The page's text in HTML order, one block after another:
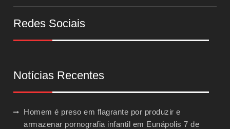
Redes Sociais
Notícias Recentes
Homem é preso em flagrante por produzir e
armazenar pornografia infantil em Eunápolis 7 de